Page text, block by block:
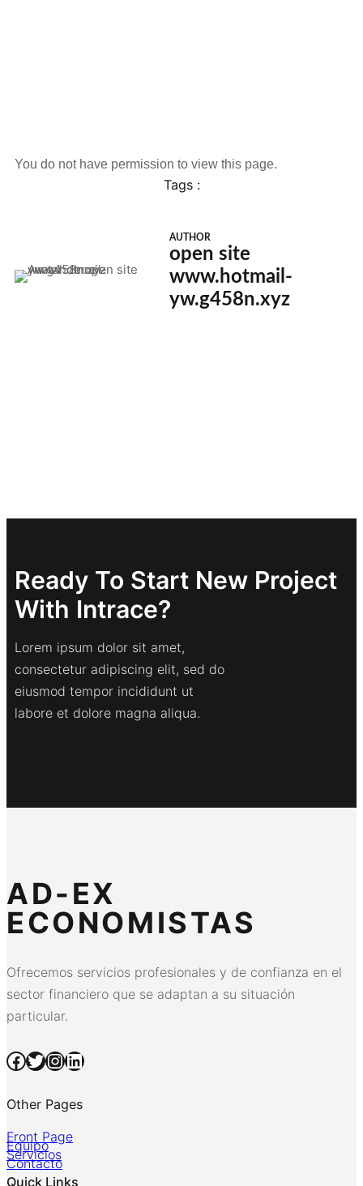
You do not have permission to view this page.
Tags :
AUTHOR
open site
www.hotmail-
yw.g458n.xyz
Ready To Start New Project
With Intrace?
Lorem ipsum dolor sit amet,
consectetur adipiscing elit, sed do
eiusmod tempor incididunt ut
labore et dolore magna aliqua.
AD-EX
ECONOMISTAS
Ofrecemos servicios profesionales y de confianza en el
sector financiero que se adaptan a su situación
particular.
Facebook Twitter InstagramLinkedIn
Other Pages
Front Page
Equipo
Servicios
Contacto
Quick Links